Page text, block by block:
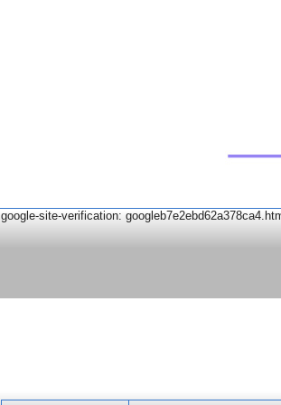
google-site-verification: